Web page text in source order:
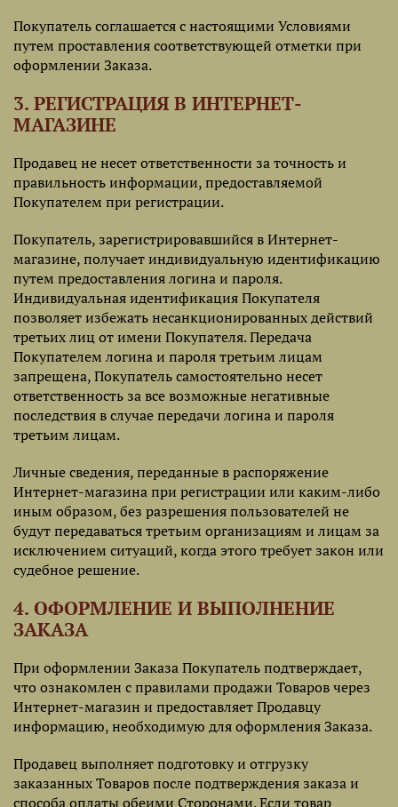
Покупатель соглашается с настоящими Условиями
путем проставления соответствующей отметки при
оформлении Заказа.
3. РЕГИСТРАЦИЯ В ИНТЕРНЕТ-
МАГАЗИНЕ
Продавец не несет ответственности за точность и
правильность информации, предоставляемой
Покупателем при регистрации.
Покупатель, зарегистрировавшийся в Интернет-
магазине, получает индивидуальную идентификацию
путем предоставления логина и пароля.
Индивидуальная идентификация Покупателя
позволяет избежать несанкционированных действий
третьих лиц от имени Покупателя. Передача
Покупателем логина и пароля третьим лицам
запрещена, Покупатель самостоятельно несет
ответственность за все возможные негативные
последствия в случае передачи логина и пароля
третьим лицам.
Личные сведения, переданные в распоряжение
Интернет-магазина при регистрации или каким-либо
иным образом, без разрешения пользователей не
будут передаваться третьим организациям и лицам за
исключением ситуаций, когда этого требует закон или
судебное решение.
4. ОФОРМЛЕНИЕ И ВЫПОЛНЕНИЕ
ЗАКАЗА
При оформлении Заказа Покупатель подтверждает,
что ознакомлен с правилами продажи Товаров через
Интернет-магазин и предоставляет Продавцу
информацию, необходимую для оформления Заказа.
Продавец выполняет подготовку и отгрузку
заказанных Товаров после подтверждения заказа и
способа оплаты обеими Сторонами. Если товар